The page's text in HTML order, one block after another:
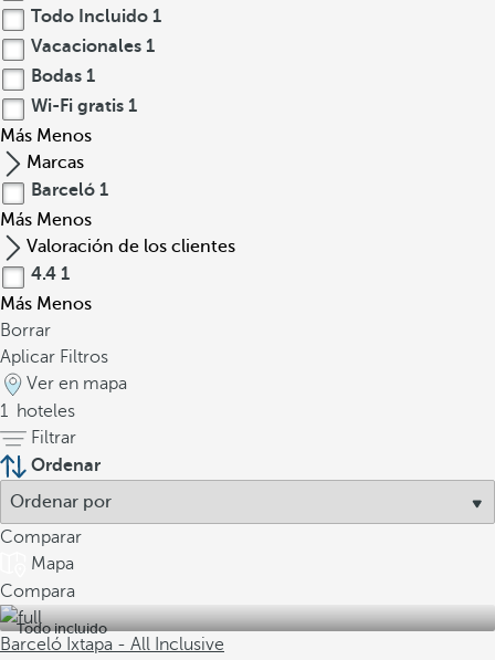
Todo Incluido 1
Vacacionales 1
Bodas 1
Wi-Fi gratis 1
Más Menos
Marcas
Barceló 1
Más Menos
Valoración de los clientes
4.4 1
Más Menos
Borrar
Aplicar Filtros
Ver en mapa
1 hoteles
Filtrar
Ordenar
Comparar
Mapa
Compara
Todo incluido
Barceló Ixtapa - All Inclusive